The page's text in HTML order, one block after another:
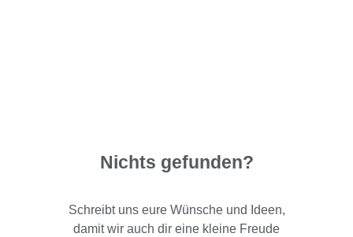
Nichts gefunden?
Schreibt uns eure Wünsche und Ideen,
damit wir auch dir eine kleine Freude